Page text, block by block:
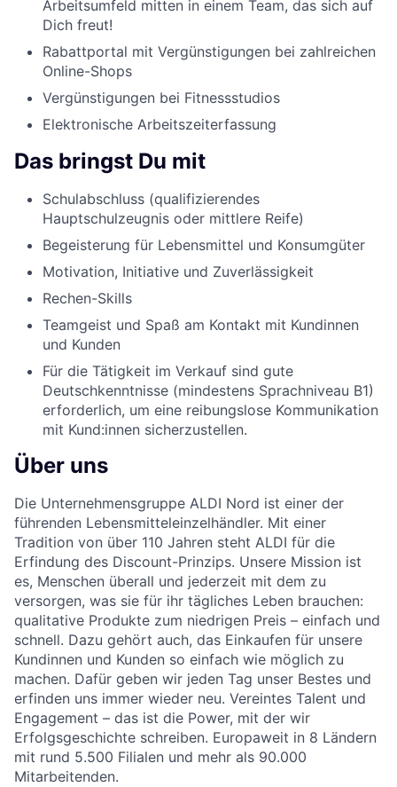
Arbeitsumfeld mitten in einem Team, das sich auf
Dich freut!
Rabattportal mit Vergünstigungen bei zahlreichen
Online-Shops
Vergünstigungen bei Fitnessstudios
Elektronische Arbeitszeiterfassung
Das bringst Du mit
Schulabschluss (qualifizierendes
Hauptschulzeugnis oder mittlere Reife)
Begeisterung für Lebensmittel und Konsumgüter
Motivation, Initiative und Zuverlässigkeit
Rechen-Skills
Teamgeist und Spaß am Kontakt mit Kundinnen
und Kunden
Für die Tätigkeit im Verkauf sind gute
Deutschkenntnisse (mindestens Sprachniveau B1)
erforderlich, um eine reibungslose Kommunikation
mit Kund:innen sicherzustellen.
Über uns
Die Unternehmensgruppe ALDI Nord ist einer der
führenden Lebensmitteleinzelhändler. Mit einer
Tradition von über 110 Jahren steht ALDI für die
Erfindung des Discount-Prinzips. Unsere Mission ist
es, Menschen überall und jederzeit mit dem zu
versorgen, was sie für ihr tägliches Leben brauchen:
qualitative Produkte zum niedrigen Preis – einfach und
schnell. Dazu gehört auch, das Einkaufen für unsere
Kundinnen und Kunden so einfach wie möglich zu
machen. Dafür geben wir jeden Tag unser Bestes und
erfinden uns immer wieder neu. Vereintes Talent und
Engagement – das ist die Power, mit der wir
Erfolgsgeschichte schreiben. Europaweit in 8 Ländern
mit rund 5.500 Filialen und mehr als 90.000
Mitarbeitenden.